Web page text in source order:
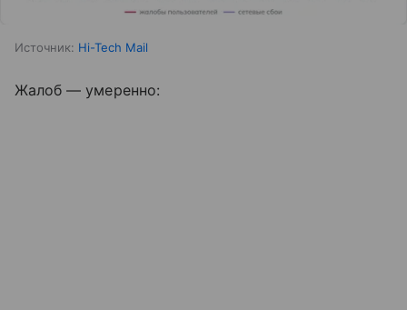
Источник: Hi-Tech Mail
Жалоб — умеренно: